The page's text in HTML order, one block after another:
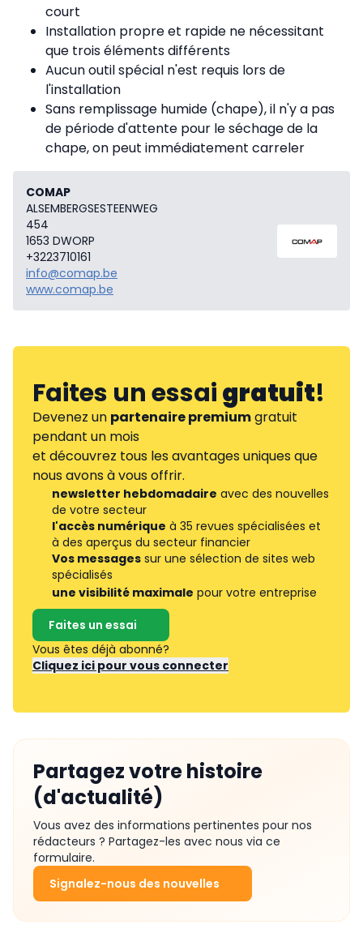
court
Installation propre et rapide ne nécessitant
que trois éléments différents
Aucun outil spécial n'est requis lors de
l'installation
Sans remplissage humide (chape), il n'y a pas
de période d'attente pour le séchage de la
chape, on peut immédiatement carreler
COMAP
ALSEMBERGSESTEENWEG
454
1653 DWORP
+3223710161
info@comap.be
www.comap.be
Faites un essaigratuit!
Devenez un partenaire premiumgratuit
pendant un mois
et découvrez tous les avantages uniques que
nous avons à vous offrir.
newsletter hebdomadaire avec des nouvelles
de votre secteur
l'accès numérique à 35 revues spécialisées et
à des aperçus du secteur financier
Vos messages sur une sélection de sites web
spécialisés
une visibilité maximale pour votre entreprise
Faites un essai
Vous êtes déjà abonné?
Cliquez ici pour vous connecter
Partagez votre histoire
(d'actualité)
Vous avez des informations pertinentes pour nos
rédacteurs ? Partagez-les avec nous via ce
formulaire.
Signalez-nous des nouvelles